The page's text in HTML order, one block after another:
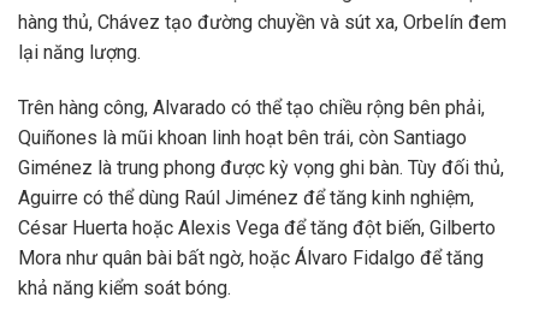
hàng thủ, Chávez tạo đường chuyền và sút xa, Orbelín đem
lại năng lượng.
Trên hàng công, Alvarado có thể tạo chiều rộng bên phải,
Quiñones là mũi khoan linh hoạt bên trái, còn Santiago
Giménez là trung phong được kỳ vọng ghi bàn. Tùy đối thủ,
Aguirre có thể dùng Raúl Jiménez để tăng kinh nghiệm,
César Huerta hoặc Alexis Vega để tăng đột biến, Gilberto
Mora như quân bài bất ngờ, hoặc Álvaro Fidalgo để tăng
khả năng kiểm soát bóng.